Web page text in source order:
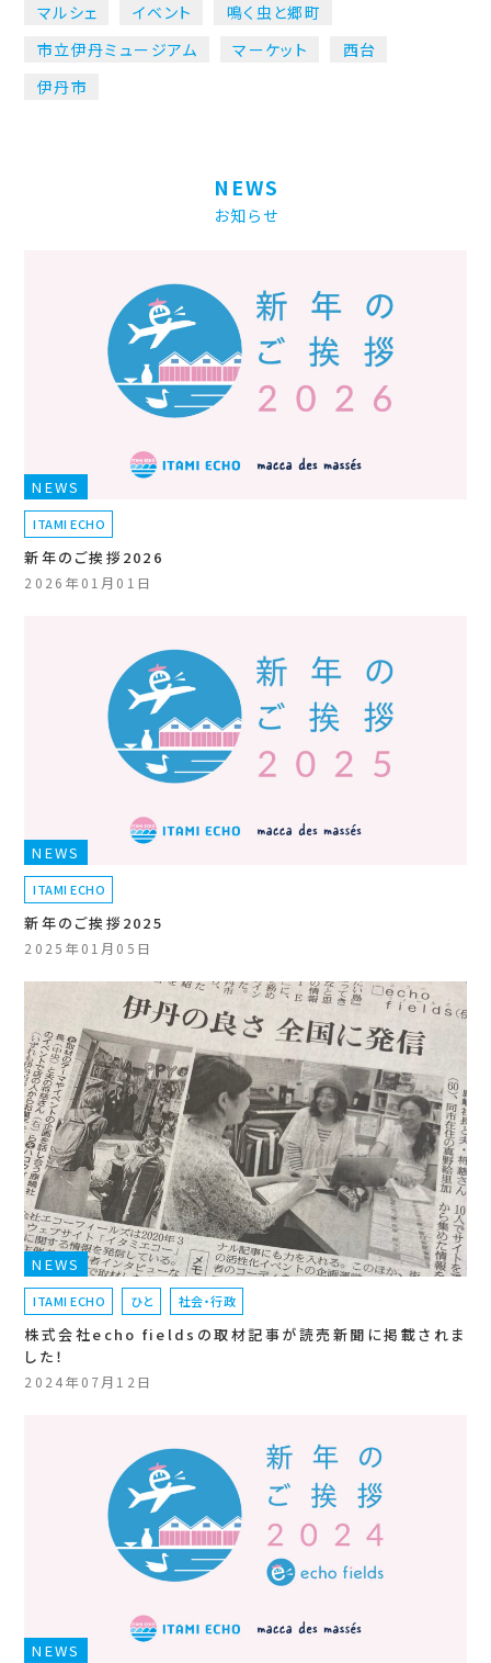
マルシェ イベント
鳴く虫と郷町
市立伊丹ミュージアム
マーケット
西台
伊丹市
NEWS
お知らせ
NEWS
ITAMI ECHO
新年のご挨拶2026
2026年01月01日
NEWS
ITAMI ECHO
新年のご挨拶2025
2025年01月05日
NEWS
ITAMI ECHO ひと 社会・行政
株式会社echo fieldsの取材記事が読売新聞に掲載されま
した！
2024年07月12日
NEWS